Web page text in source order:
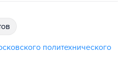
политехнического